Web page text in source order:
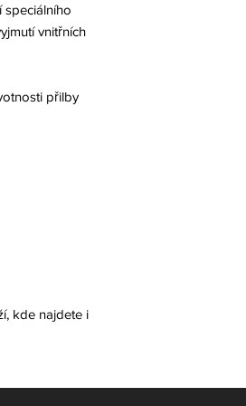
speciálního
vnitřních
přilby
kde najdete i